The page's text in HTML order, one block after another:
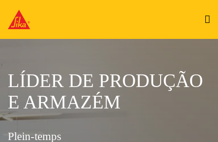
LÍDER DE PRODUÇÃO
E ARMAZÉM
Plein-temps